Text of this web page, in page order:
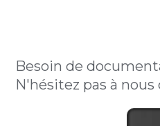
Besoin de
N'hésitez pas à